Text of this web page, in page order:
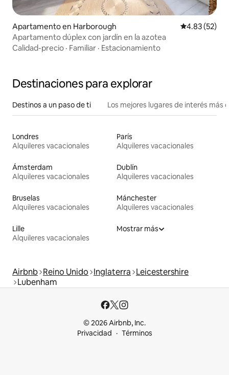
Apartamento en Harborough Calificación
4.83 (52)
Apartamento dúplex con jardín en la azotea
Calidad-precio · Familiar · Estacionamiento
Destinaciones para explorar
Destinos a un paso de ti Los mejores lugares de interés más
Londres
Alquileres vacacionales
París
Alquileres vacacionales
Ámsterdam
Alquileres vacacionales
Dublín
Alquileres vacacionales
Bruselas
Alquileres vacacionales
Mánchester
Alquileres vacacionales
Lille
Alquileres vacacionales
Mostrar más
Airbnb Reino Unido Inglaterra Leicestershire
Lubenham
© 2026 Airbnb, Inc.
Privacidad
Términos